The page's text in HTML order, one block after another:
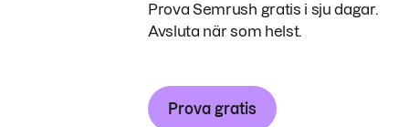
Prova Semrush gratis i sju dagar.
Avsluta när som helst.
Prova gratis